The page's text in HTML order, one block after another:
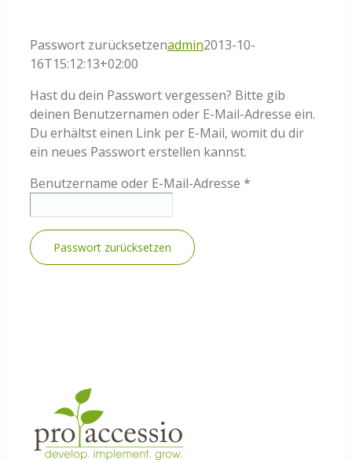
Intelligent Swarming
Community
Passwort zurücksetzenadmin2013-10-
16T15:12:13+02:00
Hast du dein Passwort vergessen? Bitte gib
deinen Benutzernamen oder E-Mail-Adresse ein.
Du erhältst einen Link per E-Mail, womit du dir
ein neues Passwort erstellen kannst.
Benutzername oder E-Mail-Adresse *
Passwort zurücksetzen